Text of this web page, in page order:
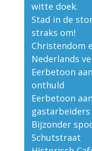
witte doek.
Stad in de
straks om!
Christendom
Nederlands
Eerbetoon
onthuld
Eerbetoon
gastarbeiders
Bijzonder
Schutstraat